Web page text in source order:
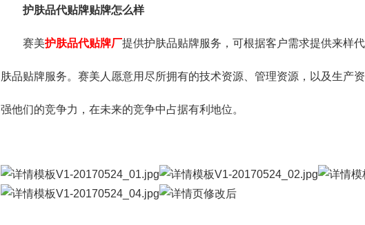
售后优势
营销优势
护肤品代贴牌贴牌怎么样
赛美护肤品代贴牌厂提供护肤品贴牌服务，可根据客户需求提供来样
肤品贴牌服务。赛美人愿意用尽所拥有的技术资源、管理资源，以及生产
强他们的竞争力，在未来的竞争中占据有利地位。